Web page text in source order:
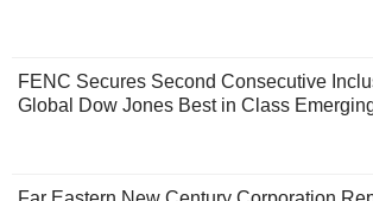
FENC Secures Second Consecutive
Global Dow Jones Best in Class